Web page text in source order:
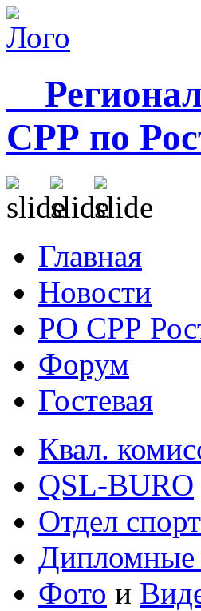
СРР по
Главная
Новости
РО СРР
Форум
Гостевая
Квал.
QSL-BURO
Отдел
Фото и